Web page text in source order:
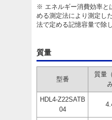
※ エネルギー消費効率と
める測定法により測定し
法で定める記憶容量で除
質量
型番
質量
HDL4-Z22SATB
04